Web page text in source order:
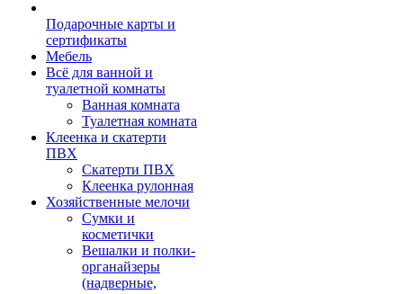
Подарочные карты и
сертификаты
Мебель
Всё для ванной и
туалетной комнаты
Ванная комната
Туалетная комната
Клеенка и скатерти
ПВХ
Скатерти ПВХ
Клеенка рулонная
Хозяйственные мелочи
Сумки и
косметички
Вешалки и полки-
органайзеры
(надверные,